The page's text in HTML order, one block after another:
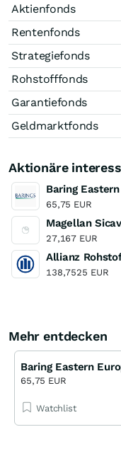
Aktienfonds
Rentenfonds
Strategiefonds
Rohstofffonds
Garantiefonds
Geldmarktfonds
Aktionäre
Baring
65,75 EUR
Magellan
27,167 EUR
Allianz
138,7525 EUR
Mehr entdecken
Baring Eastern
65,75 EUR
Watchlist